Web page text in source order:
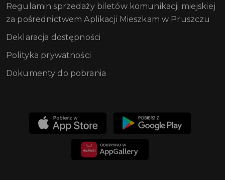
Regulamin sprzedaży biletów komunikacji miejskiej
za pośrednictwem Aplikacji Mieszkam w Pruszczu
Deklaracja dostępności
Polityka prywatności
Dokumenty do pobrania